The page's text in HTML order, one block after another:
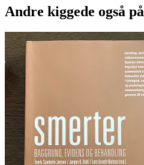
Andre kiggede også på